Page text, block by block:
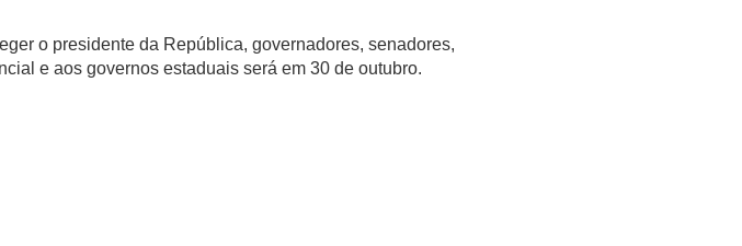
o presidente da República, governadores, senadores,
e aos governos estaduais será em 30 de outubro.